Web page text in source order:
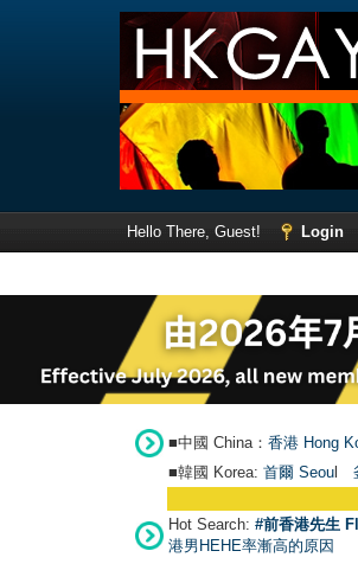
Hello There, Guest! Login
■中國 China： 香港 Hong
■韓國 Korea: 首爾 Seou
Hot Search: #前香港先生
港男HEHE率漸高的原因